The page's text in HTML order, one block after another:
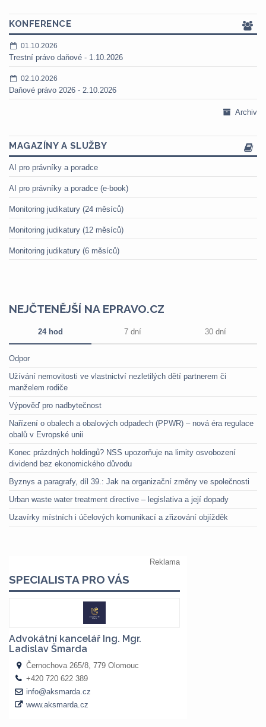
KONFERENCE
01.10.2026
Trestní právo daňové - 1.10.2026
02.10.2026
Daňové právo 2026 - 2.10.2026
Archiv
MAGAZÍNY A SLUŽBY
AI pro právníky a poradce
AI pro právníky a poradce (e-book)
Monitoring judikatury (24 měsíců)
Monitoring judikatury (12 měsíců)
Monitoring judikatury (6 měsíců)
NEJČTENĚJŠÍ NA EPRAVO.CZ
24 hod 7 dní 30 dní
Odpor
Užívání nemovitosti ve vlastnictví nezletilých dětí partnerem či
manželem rodiče
Výpověď pro nadbytečnost
Nařízení o obalech a obalových odpadech (PPWR) – nová éra regulace
obalů v Evropské unii
Konec prázdných holdingů? NSS upozorňuje na limity osvobození
dividend bez ekonomického důvodu
Byznys a paragrafy, díl 39.: Jak na organizační změny ve společnosti
Urban waste water treatment directive – legislativa a její dopady
Uzavírky místních i účelových komunikací a zřizování objížděk